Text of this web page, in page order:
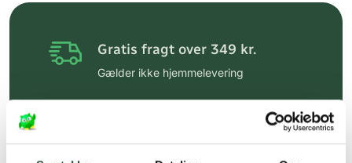
Gratis fragt over 349 kr.
Gælder ikke hjemmelevering